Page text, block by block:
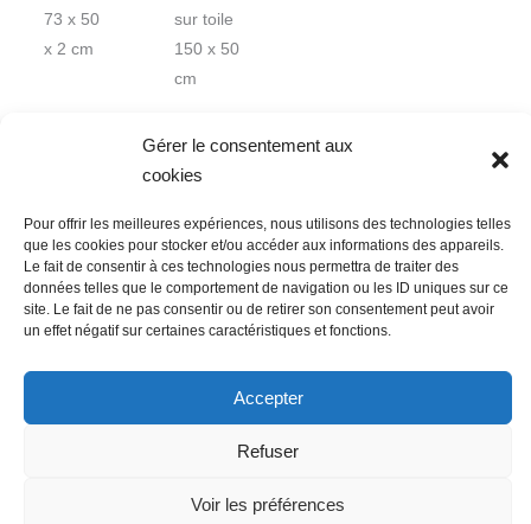
Gérer le consentement aux
cookies
Pour offrir les meilleures expériences, nous utilisons des technologies telles
que les cookies pour stocker et/ou accéder aux informations des appareils.
Le fait de consentir à ces technologies nous permettra de traiter des
données telles que le comportement de navigation ou les ID uniques sur ce
site. Le fait de ne pas consentir ou de retirer son consentement peut avoir
un effet négatif sur certaines caractéristiques et fonctions.
Accepter
Refuser
Voir les préférences
73 x 50
x 2 cm
sur toile
150 x 50
cm
Nous contacter
Conditions Générales de Ventes
Politique de confidentialité
Mentions légales